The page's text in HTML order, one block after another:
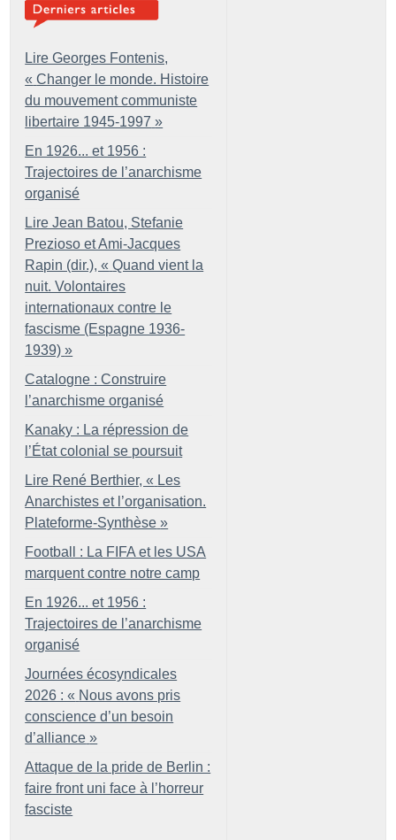
Lire Georges Fontenis,
« Changer le monde. Histoire
du mouvement communiste
libertaire 1945-1997 »
En 1926... et 1956 :
Trajectoires de l’anarchisme
organisé
Lire Jean Batou, Stefanie
Prezioso et Ami-Jacques
Rapin (dir.), « Quand vient la
nuit. Volontaires
internationaux contre le
fascisme (Espagne 1936-
1939) »
Catalogne : Construire
l’anarchisme organisé
Kanaky : La répression de
l’État colonial se poursuit
Lire René Berthier, « Les
Anarchistes et l’organisation.
Plateforme-Synthèse »
Football : La FIFA et les USA
marquent contre notre camp
En 1926... et 1956 :
Trajectoires de l’anarchisme
organisé
Journées écosyndicales
2026 : « Nous avons pris
conscience d’un besoin
d’alliance »
Attaque de la pride de Berlin :
faire front uni face à l’horreur
fasciste